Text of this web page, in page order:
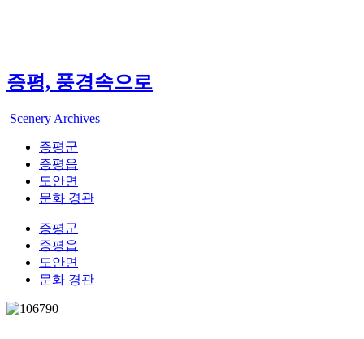
증평, 풍경속으로
Scenery Archives
증평군
증평읍
도안면
문화 경관
증평군
증평읍
도안면
문화 경관